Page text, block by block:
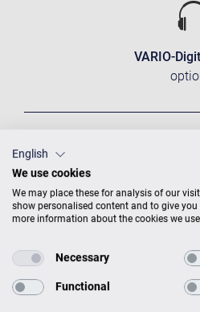
VARIO-
English
We use cookies
We may place these for analysis of our
show personalised content and to give you
more information about the cookies we
Necessary
Functional